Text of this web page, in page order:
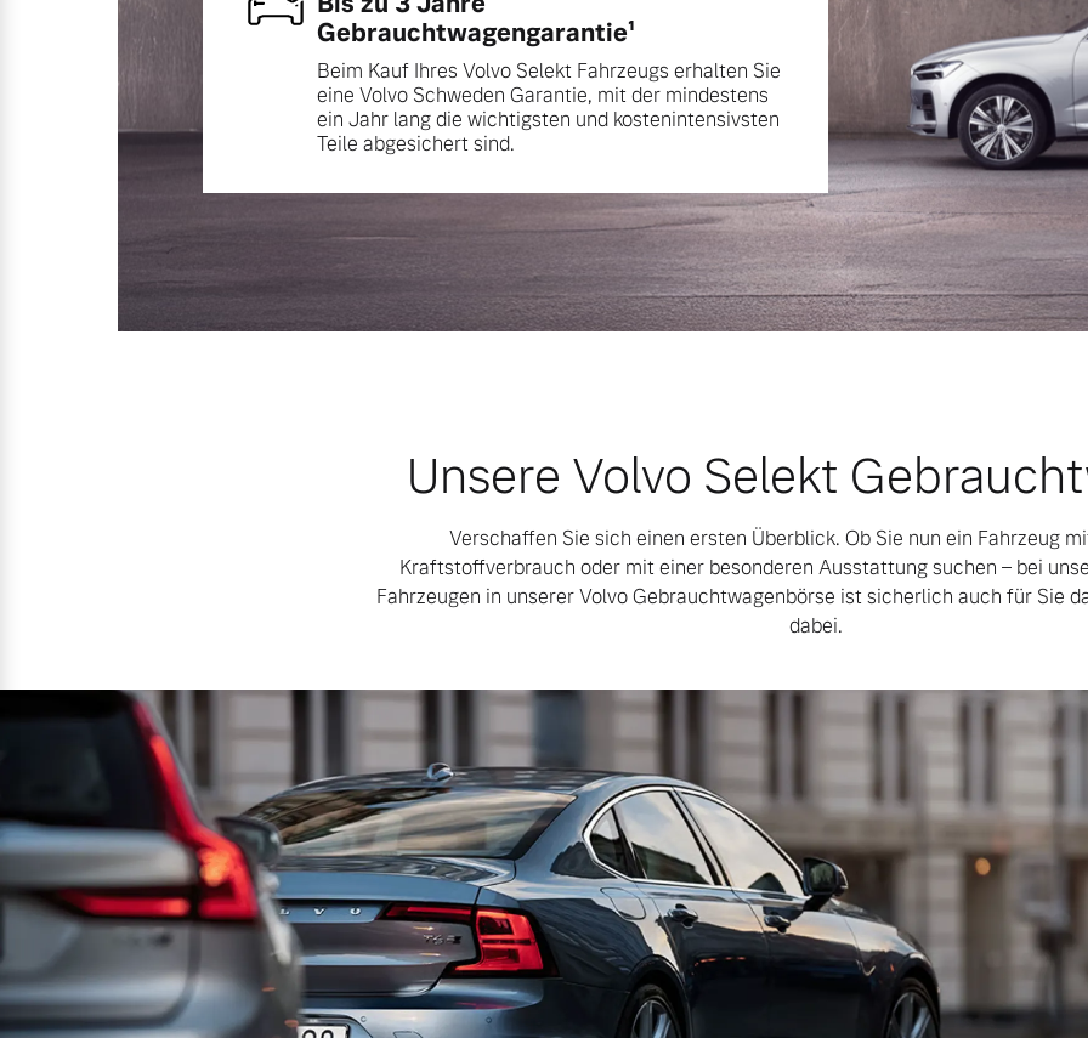
Frühjahrscheck
Entdecken Sie unsere saisonalen Angebote.
Gebrauchtwagengarantie¹
Beim Kauf Ihres Volvo Selekt Fahrzeugs erhalten Sie
eine Volvo Schweden Garantie, mit der mindestens
ein Jahr lang die wichtigsten und kostenintensivsten
Teile abgesichert sind.
Unsere Volvo Selekt
Verschaffen Sie sich einen ersten Überblick. Ob Sie nun ein Fahrzeug
Kraftstoffverbrauch oder mit einer besonderen Ausstattung suchen – bei
Fahrzeugen in unserer Volvo Gebrauchtwagenbörse ist sicherlich auch für Sie
dabei.